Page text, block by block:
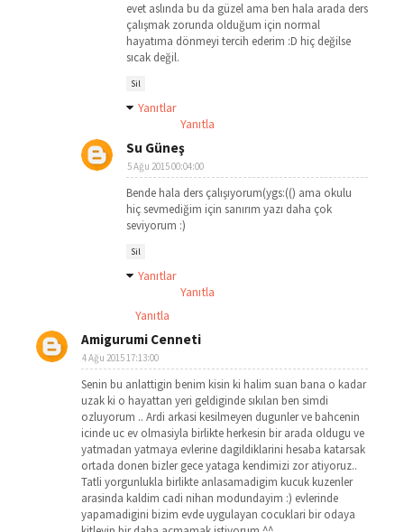
evet aslında bu da güzel ama ben hala arada ders
çalışmak zorunda olduğum için normal
hayatıma dönmeyi tercih ederim :D hiç değilse
sıcak değil.
Sil
Yanıtlar
Yanıtla
Su Güneş
5 Ağu 2015 00:04:00
Bende hala ders çalışıyorum(ygs:(() ama okulu
hiç sevmediğim için sanırım yazı daha çok
seviyorum :)
Sil
Yanıtlar
Yanıtla
Yanıtla
Amigurumi Cenneti
4 Ağu 2015 17:13:00
Senin bu anlattigin benim kisin ki halim suan bana o kadar
uzak ki o hayattan yeri geldiginde sıkılan ben simdi
ozluyorum .. Ardi arkasi kesilmeyen dugunler ve bahcenin
icinde uc ev olmasiyla birlikte herkesin bir arada oldugu ve
yatmadan yatmaya evlerine dagildiklarini hesaba katarsak
ortada donen bizler gece yataga kendimizi zor atiyoruz..
Tatli yorgunlukla birlikte anlasamadigim kucuk kuzenler
arasinda kaldim cadi nihan modundayim :) evlerinde
yapamadigini bizim evde uygulayan cocuklari bir odaya